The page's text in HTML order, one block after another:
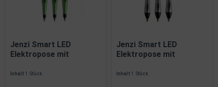
Jenzi Smart LED
Elektropose mit
Inhalt1 Stück
Jenzi Smart LED
Elektropose mit
Inhalt1 Stück